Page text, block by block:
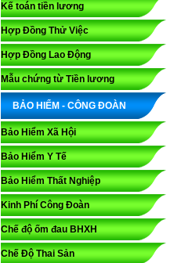
Kế toán tiền lương
Hợp Đồng Thử Việc
Hợp Đồng Lao Động
Mẫu chứng từ Tiền lương
BẢO HIỂM - CÔNG ĐOÀN
Bảo Hiểm Xã Hội
Bảo Hiểm Y Tế
Bảo Hiểm Thất Nghiệp
Kinh Phí Công Đoàn
Chế độ ốm đau BHXH
Chế Độ Thai Sản